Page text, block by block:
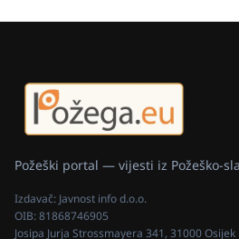
Požeški portal — vijesti iz Požeško-
Izdavač: Javnost info d.o.o.
OIB:81868746905
Josipa Jurja Strossmayera 341, 31000 Osijek